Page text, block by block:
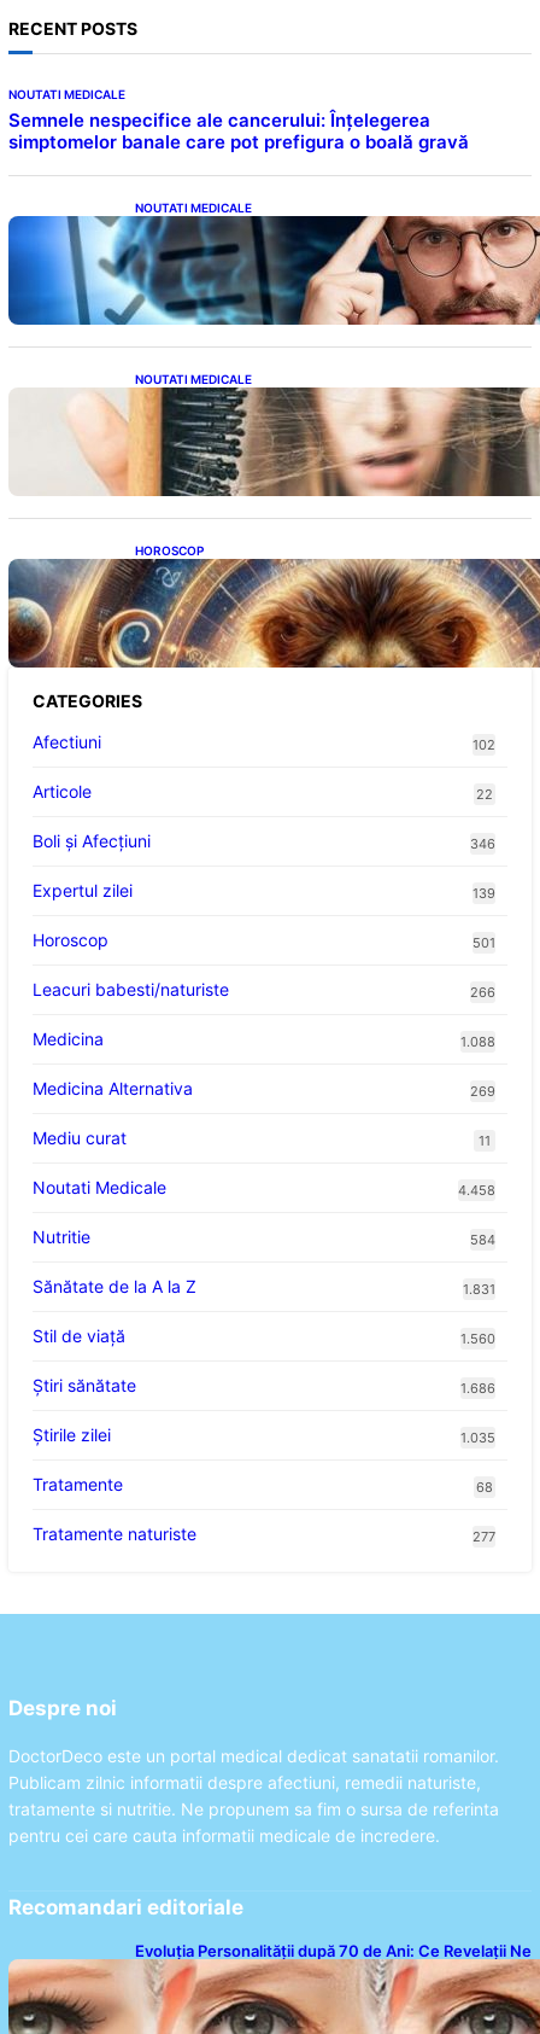
RECENT POSTS
NOUTATI MEDICALE
Semnele nespecifice ale cancerului: Înțelegerea
simptomelor banale care pot prefigura o boală gravă
NOUTATI MEDICALE
Inteligența dincolo de note: Semnele unui IQ
ridicat care nu țin de școală
NOUTATI MEDICALE
Semnele unei deficiențe de proteine:
Impactul asupra sănătății tale
HOROSCOP
Portalul Leului 8/8: Oportunități de
Abundență pentru Cinci Zodii în 2026
CATEGORIES
Afectiuni
102
Articole 22
Boli și Afecțiuni 346
Expertul zilei 139
Horoscop 501
Leacuri babesti/naturiste 266
Medicina 1.088
Medicina Alternativa 269
Mediu curat 11
Noutati Medicale 4.458
Nutritie 584
Sănătate de la A la Z 1.831
Stil de viaţă 1.560
Ştiri sănătate 1.686
Știrile zilei 1.035
Tratamente 68
Tratamente naturiste 277
Despre noi
DoctorDeco este un portal medical dedicat sanatatii romanilor.
Publicam zilnic informatii despre afectiuni, remedii naturiste,
tratamente si nutritie. Ne propunem sa fim o sursa de referinta
pentru cei care cauta informatii medicale de incredere.
Recomandari editoriale
Evoluția Personalității după 70 de Ani: Ce Revelații Ne
Oferă Studiile Psihologice